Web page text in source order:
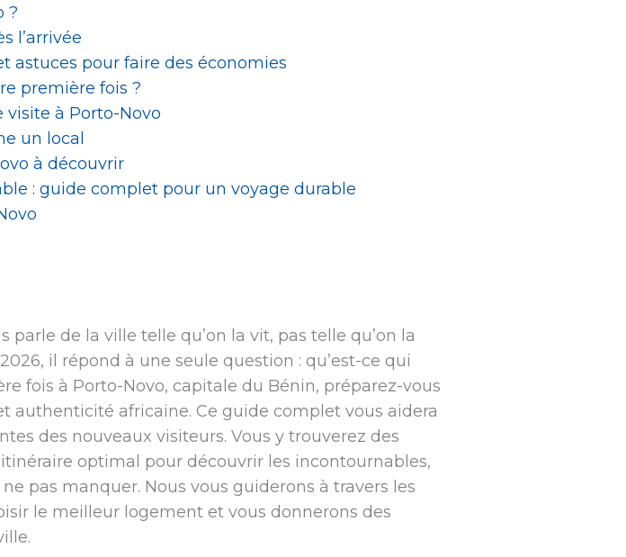
?
l’arrivée
astuces pour faire des économies
première fois ?
à Porto-Novo
un local
à découvrir
: guide complet pour un voyage durable
parle de la ville telle qu’on la vit, pas telle qu’on la
il répond à une seule question : qu’est-ce qui
fois à Porto-Novo, capitale du Bénin, préparez-vous
africaine. Ce guide complet vous aidera
des nouveaux visiteurs. Vous y trouverez des
optimal pour découvrir les incontournables,
pas manquer. Nous vous guiderons à travers les
le meilleur logement et vous donnerons des